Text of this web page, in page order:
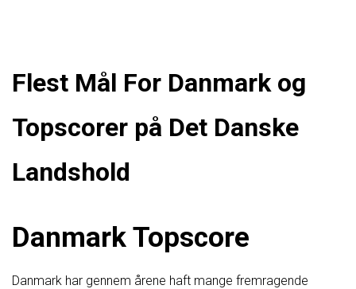
Flest Mål For Danmark og
Topscorer på Det Danske
Landshold
Danmark Topscore
Danmark har gennem årene haft mange fremragende